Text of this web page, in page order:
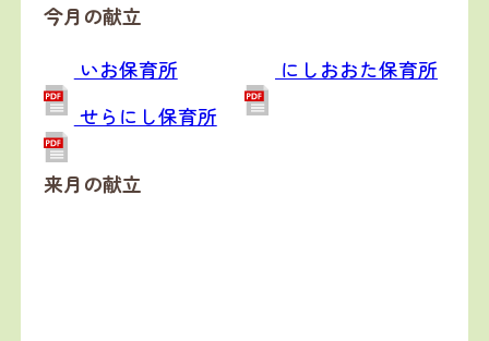
今月の献立
いお保育所
にしおおた保育所
せらにし保育所
来月の献立